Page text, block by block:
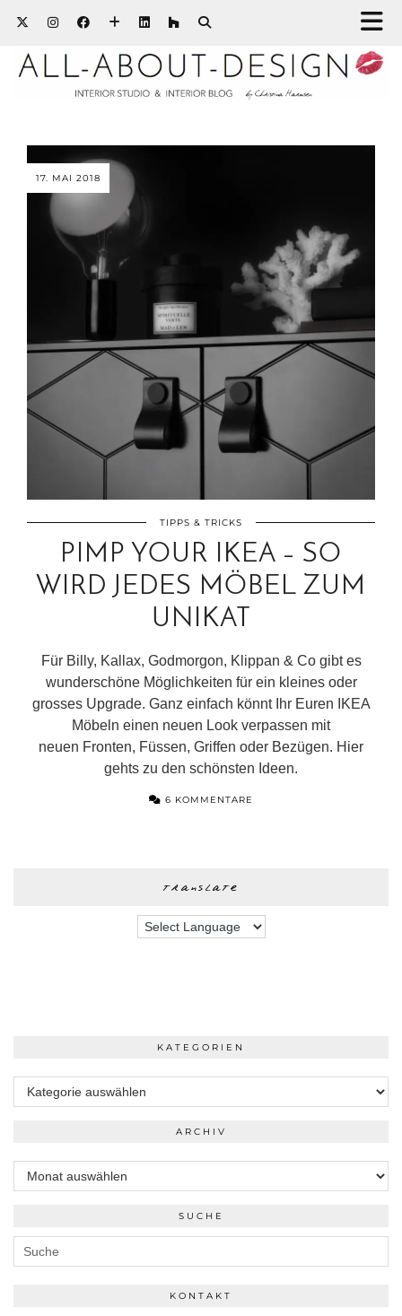
17. MAI 2018
TIPPS & TRICKS
PIMP YOUR IKEA – SO
WIRD JEDES MÖBEL ZUM
UNIKAT
Für Billy, Kallax, Godmorgon, Klippan & Co gibt es
wunderschöne Möglichkeiten für ein kleines oder
grosses Upgrade. Ganz einfach könnt Ihr Euren IKEA
Möbeln einen neuen Look verpassen mit
neuen Fronten, Füssen, Griffen oder Bezügen. Hier
gehts zu den schönsten Ideen.
6 KOMMENTARE
translate
KATEGORIEN
Kategorien
ARCHIV
Archiv
SUCHE
KONTAKT